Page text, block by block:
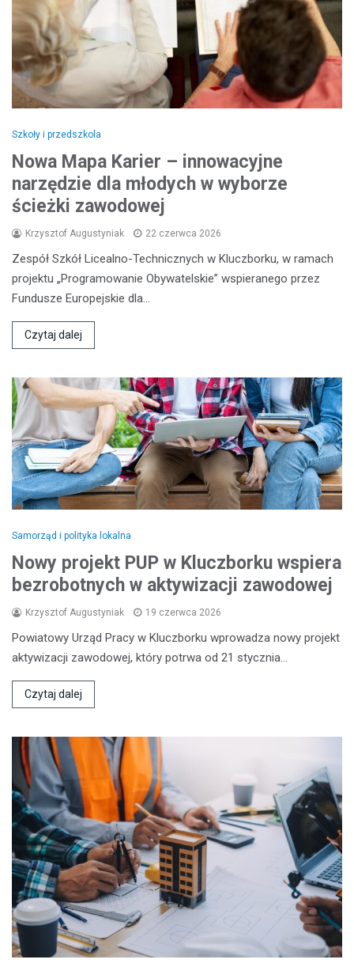
Szkoły i przedszkola
Nowa Mapa Karier – innowacyjne
narzędzie dla młodych w wyborze
ścieżki zawodowej
Krzysztof Augustyniak 22 czerwca 2026
Zespół Szkół Licealno-Technicznych w Kluczborku, w ramach
projektu „Programowanie Obywatelskie” wspieranego przez
Fundusze Europejskie dla…
Czytaj dalej
Samorząd i polityka lokalna
Nowy projekt PUP w Kluczborku wspiera
bezrobotnych w aktywizacji zawodowej
Krzysztof Augustyniak 19 czerwca 2026
Powiatowy Urząd Pracy w Kluczborku wprowadza nowy projekt
aktywizacji zawodowej, który potrwa od 21 stycznia…
Czytaj dalej